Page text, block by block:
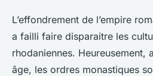
L’effondrement de l’empire
a failli faire disparaitre les
rhodaniennes. Heureusement,
âge, les ordres monastiques